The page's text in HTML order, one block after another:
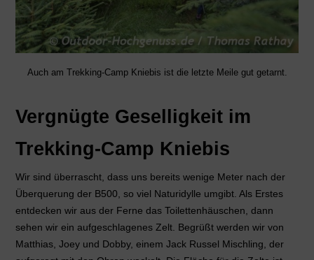
Auch am Trekking-Camp Kniebis ist die letzte Meile gut getarnt.
Vergnügte Geselligkeit im
Trekking-Camp Kniebis
Wir sind überrascht, dass uns bereits wenige Meter nach der
Überquerung der B500, so viel Naturidylle umgibt. Als Erstes
entdecken wir aus der Ferne das Toilettenhäuschen, dann
sehen wir ein aufgeschlagenes Zelt. Begrüßt werden wir von
Matthias, Joey und Dobby, einem Jack Russel Mischling, der